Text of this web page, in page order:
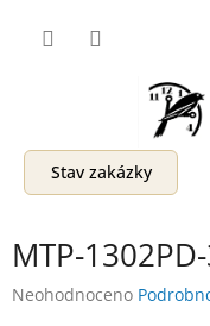
Stav zakázky
MTP-
Průměrné
Neohodnoceno